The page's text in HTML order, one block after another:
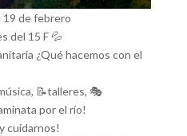
19 de febrero
del 15 F 💦
¿Qué hacemos con el
📝talleres, 🎭
por el río!
cuidarnos!